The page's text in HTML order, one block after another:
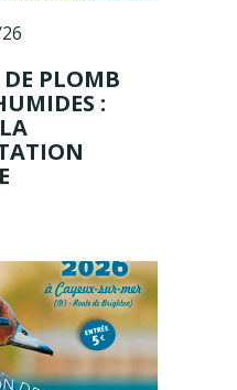
PLOMB
: